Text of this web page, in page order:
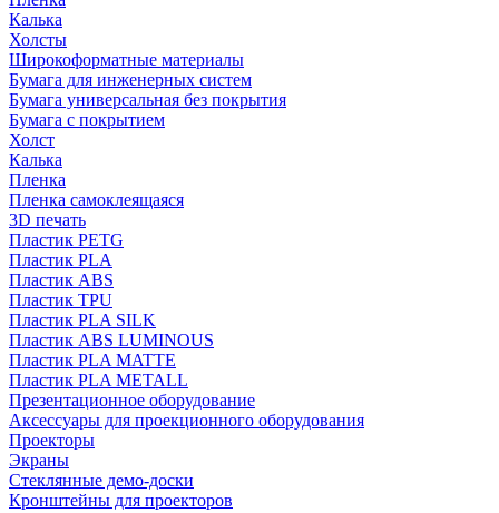
Калька
Холсты
Широкоформатные материалы
Бумага для инженерных систем
Бумага универсальная без покрытия
Бумага с покрытием
Холст
Калька
Пленка
Пленка самоклеящаяся
3D печать
Пластик PETG
Пластик PLA
Пластик ABS
Пластик TPU
Пластик PLA SILK
Пластик ABS LUMINOUS
Пластик PLA MATTE
Пластик PLA METALL
Презентационное оборудование
Аксессуары для проекционного оборудования
Проекторы
Экраны
Стеклянные демо-доски
Кронштейны для проекторов